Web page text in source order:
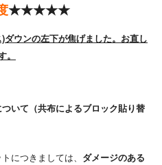
★★★★★
ダウンの左下が焦げました。お直し
いて（共布によるブロック貼り替
につきましては、 ダメージのある